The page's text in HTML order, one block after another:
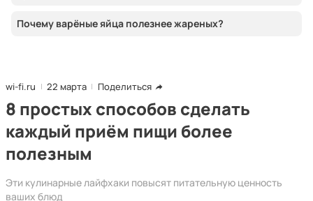
Почему варёные яйца полезнее жареных?
wi-fi.ru 22 марта Поделиться
8 простых способов сделать
каждый приём пищи более
полезным
Эти кулинарные лайфхаки повысят питательную ценность
ваших блюд